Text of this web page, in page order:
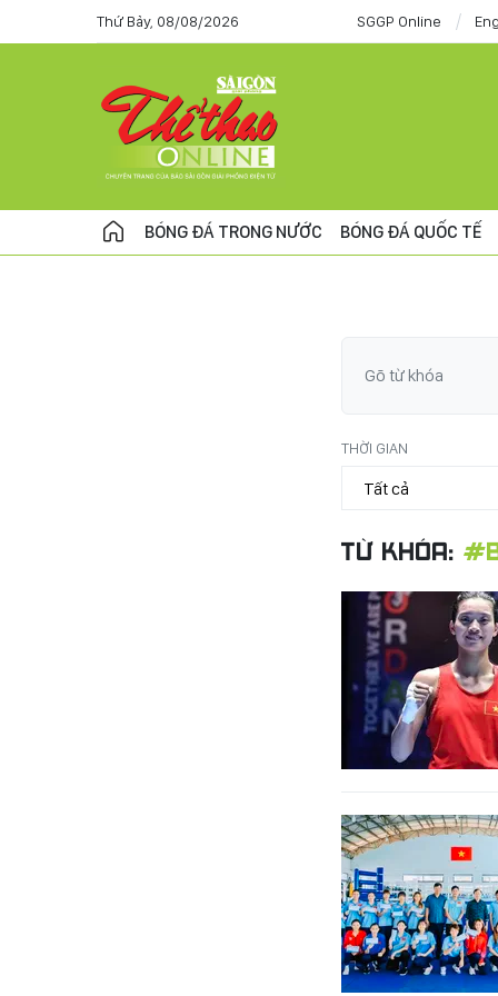
Thứ Bảy, 08/08/2026 SGGP Online
BÓNG ĐÁ TRONG NƯỚC BÓNG ĐÁ QUỐC TẾ
THỜI GIAN
TỪ KHÓA: